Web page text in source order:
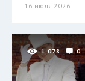
16 июля 2026
1 078 0